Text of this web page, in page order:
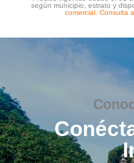
según municipio, estrato y
comercial. Consulta